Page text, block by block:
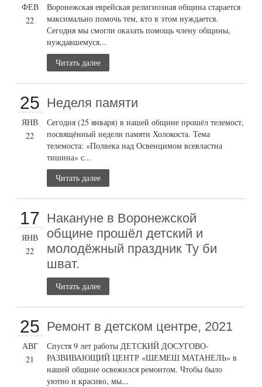
ФЕВ
22
Воронежская еврейская религиозная община старается
максимально помочь тем, кто в этом нуждается.
Сегодня мы смогли оказать помощь члену общины,
нуждавшемуся...
Читать далее
25
ЯНВ
22
Неделя памяти
Сегодня (25 января) в нашей общине прошёл телемост,
посвящённый недели памяти Холокоста. Тема
телемоста: «Полвека над Освенцимом всевластна
тишина» с...
Читать далее
17
ЯНВ
22
Накануне в Воронежской
общине прошёл детский и
молодёжный праздник Ту би
шват.
Читать далее
25
АВГ
21
Ремонт в детском центре, 2021
Спустя 9 лет работы ДЕТСКИЙ ДОСУГОВО-
РАЗВИВАЮЩИЙ ЦЕНТР «ШЕМЕШ МАТАНЕЛЬ» в
нашей общине освежился ремонтом. Чтобы было
уютно и красиво, мы...